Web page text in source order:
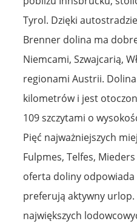
Tyrol. Dzięki
Brenner dolina ma
Niemcami, Szwajcarią,
regionami Austrii.
kilometrów i jest
109 szczytami o
Pięć najważniejszych
Fulpmes, Telfes,
oferta doliny
preferują aktywny urlop.
największych